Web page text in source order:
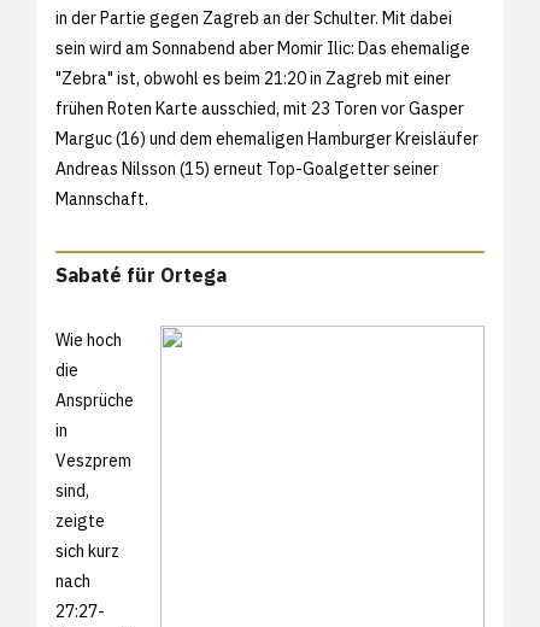
in der Partie gegen Zagreb an der Schulter. Mit dabei
sein wird am Sonnabend aber Momir Ilic: Das ehemalige
"Zebra" ist, obwohl es beim 21:20 in Zagreb mit einer
frühen Roten Karte ausschied, mit 23 Toren vor Gasper
Marguc (16) und dem ehemaligen Hamburger Kreisläufer
Andreas Nilsson (15) erneut Top-Goalgetter seiner
Mannschaft.
Sabaté für Ortega
Wie hoch
die
Ansprüche
in
Veszprem
sind,
zeigte
sich kurz
nach
27:27-